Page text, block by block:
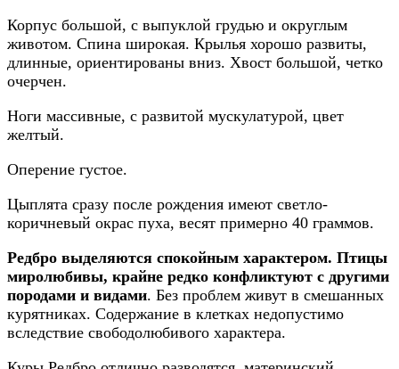
Корпус большой, с выпуклой грудью и округлым
животом. Спина широкая. Крылья хорошо развиты,
длинные, ориентированы вниз. Хвост большой, четко
очерчен.
Ноги массивные, с развитой мускулатурой, цвет
желтый.
Оперение густое.
Цыплята сразу после рождения имеют светло-
коричневый окрас пуха, весят примерно 40 граммов.
Редбро выделяются спокойным характером. Птицы
миролюбивы, крайне редко конфликтуют с другими
породами и видами. Без проблем живут в смешанных
курятниках. Содержание в клетках недопустимо
вследствие свободолюбивого характера.